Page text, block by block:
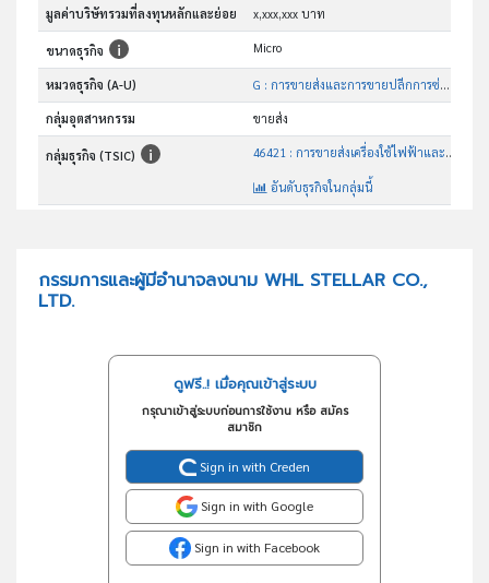
มูลค่าบริษัทรวมที่ลงทุนหลักและย่อย x,xxx,xxx บาท
ขนาดธุรกิจ Micro
หมวดธุรกิจ (A-U) G : การขายส่งและการขายปลีกการซ่อมยานยนต์และ จักรยานยนต์
กลุ่มอุตสาหกรรม ขายส่ง
กลุ่มธุรกิจ (TSIC) 46421 : การขายส่งเครื่องใช้ไฟฟ้าและอิเล็กทรอนิกส์ชนิดใช้ในครัวเรือน
อันดับธุรกิจในกลุ่มนี้
กรรมการและผู้มีอำนาจลงนาม WHL STELLAR CO.,
LTD.
ดูฟรี..! เมื่อคุณเข้าสู่ระบบ
กรุณาเข้าสู่ระบบก่อนการใช้งาน หรือ สมัคร
สมาชิก
Sign in with Creden
Sign in with Google
Sign in with Facebook